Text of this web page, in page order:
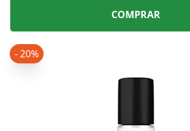
COMPRAR
- 20%